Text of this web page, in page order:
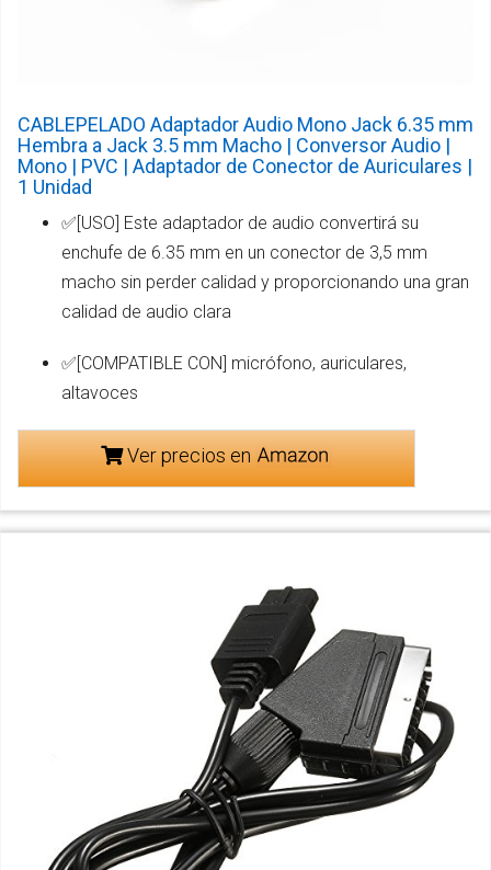
CABLEPELADO Adaptador Audio Mono Jack 6.35 mm
Hembra a Jack 3.5 mm Macho | Conversor Audio |
Mono | PVC | Adaptador de Conector de Auriculares |
1 Unidad
✅[USO] Este adaptador de audio convertirá su
enchufe de 6.35 mm en un conector de 3,5 mm
macho sin perder calidad y proporcionando una gran
calidad de audio clara
✅[COMPATIBLE CON] micrófono, auriculares,
altavoces
Ver precios en